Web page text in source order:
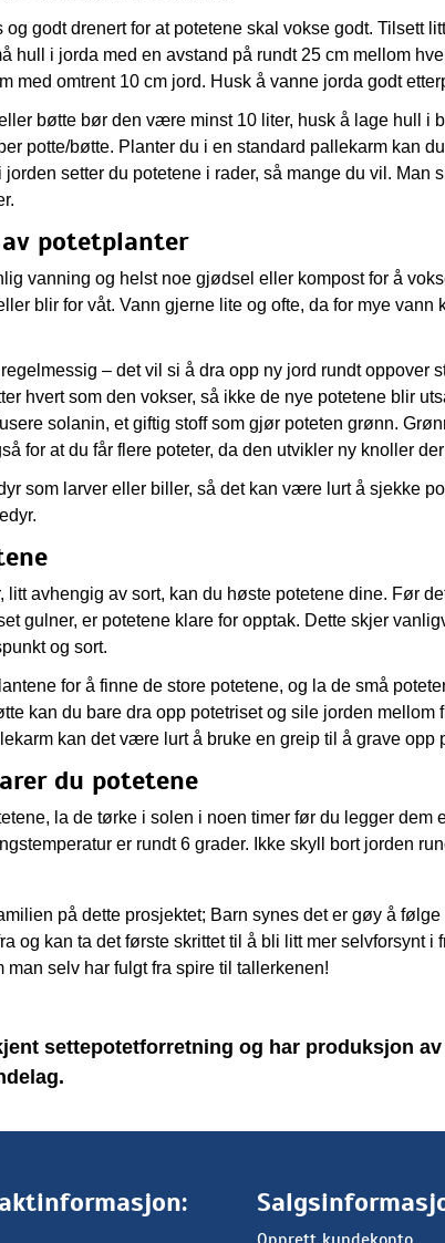
godt drenert for at potetene skal vokse godt. Tilsett
hull i jorda med en avstand på rundt 25 cm mellom
med omtrent 10 cm jord. Husk å vanne jorda godt
bøtte bør den være minst 10 liter, husk å lage hull i
potte/bøtte. Planter du i en standard pallekarm kan
jorden setter du potetene i rader, så mange du vil. Man
potetplanter
vanning og helst noe gjødsel eller kompost for å
blir for våt. Vann gjerne lite og ofte, da for mye vann
– det vil si å dra opp ny jord rundt oppover
hvert som den vokser, så ikke de nye potetene blir
solanin, et giftig stoff som gjør poteten grønn.
for at du får flere poteter, da den utvikler ny knoller
som larver eller biller, så det kan være lurt å sjekke
litt avhengig av sort, kan du høste potetene dine. Før
gulner, er potetene klare for opptak. Dette skjer
og sort.
for å finne de store potetene, og la de små
kan du bare dra opp potetriset og sile jorden mellom
kan det være lurt å bruke en greip til å grave opp
du potetene
la de tørke i solen i noen timer før du legger dem
er rundt 6 grader. Ikke skyll bort jorden
på dette prosjektet; Barn synes det er gøy å
og kan ta det første skrittet til å bli litt mer selvforsynt i
man selv har fulgt fra spire til tallerkenen!
settepotetforretning og har produksjon